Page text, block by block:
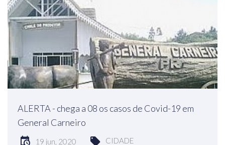
ALERTA - chega a 08 os casos de Covid-19 em
General Carneiro
19 jun, 2020 CIDADE